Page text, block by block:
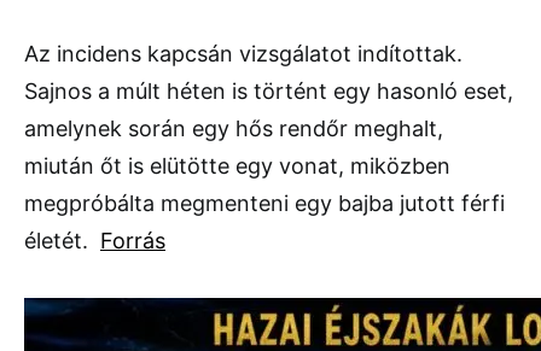
Az incidens kapcsán vizsgálatot indítottak.
Sajnos a múlt héten is történt egy hasonló eset,
amelynek során egy hős rendőr meghalt,
miután őt is elütötte egy vonat, miközben
megpróbálta megmenteni egy bajba jutott férfi
életét. Forrás